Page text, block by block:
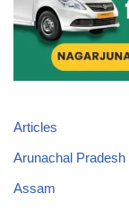
Articles
Arunachal Pradesh
Assam